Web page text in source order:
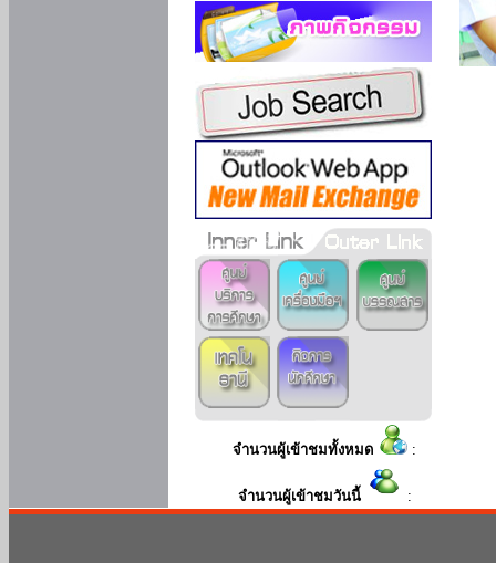
จำนวนผู้เข้าชมทั้งหมด :
จำนวนผู้เข้าชมวันนี้ :